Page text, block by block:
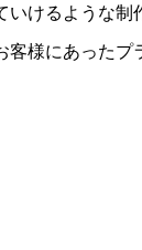
けるような制
様にあったプ